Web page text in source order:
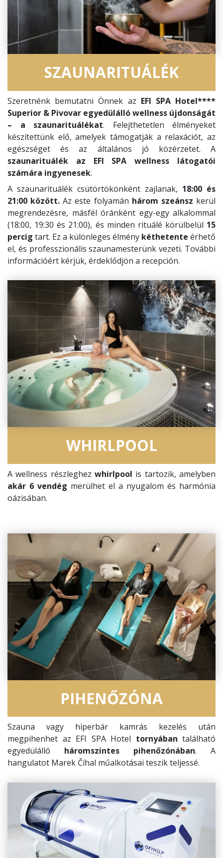
SZAUNARITUÁLÉK
Szeretnénk bemutatni Önnek az EFI SPA Hotel****
Superior & Pivovar egyedülálló wellness újdonságát
– a szaunarituálékat. Felejthetetlen élményeket
készítettünk elő, amelyek támogatják a relaxációt, az
egészséget és az általános jó közérzetet. A
szaunarituálék az EFI SPA wellness látogatói
számára ingyenesek.
A szaunarituálék csütörtökönként zajlanak, 18:00 és
21:00 között. Az este folyamán három szeánsz kerül
megrendezésre, másfél óránként egy-egy alkalommal
(18:00, 19:30 és 21:00), és minden rituálé körülbelül 15
percig tart. Ez a különleges élmény kéthetente érhető
el, és professzionális szaunamesterünk vezeti. További
információért kérjük, érdeklődjön a recepción.
WHIRLPOOL
A wellness részleghez whirlpool is tartozik, amelyben
akár 6 vendég merülhet el a nyugalom és harmónia
oázisában.
PIHENŐZÓNA
Szauna vagy hiperbár kamrás kezelés után
megpihenhet az EFI SPA Hotel tornyában található
egyedülálló háromszintes pihenőzónában. A
hangulatot Marek Číhal műalkotásai teszik teljessé.